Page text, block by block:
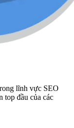
lĩnh vực SEO
top đầu của các